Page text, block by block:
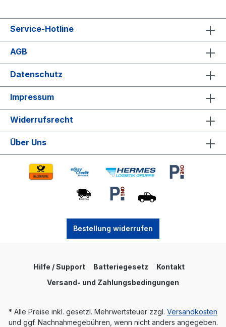
Service-Hotline
AGB
Datenschutz
Impressum
Widerrufsrecht
Über Uns
Bestellung widerrufen
Hilfe / Support Batteriegesetz
Kontakt
Versand- und Zahlungsbedingungen
* Alle Preise inkl. gesetzl. Mehrwertsteuer zzgl. Versandkosten
und ggf. Nachnahmegebühren, wenn nicht anders angegeben.